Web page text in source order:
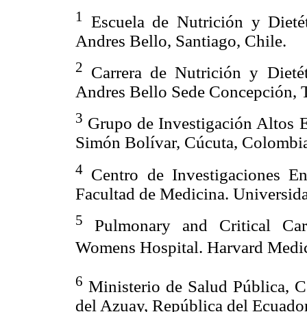
1
Escuela de Nutrición y
Andres Bello, Santiago, Chile.
2
Carrera de Nutrición y
Andres Bello Sede Concepción,
3 Grupo de Investigación Altos
Simón Bolívar, Cúcuta,
4 Centro de Investigaciones
Facultad de Medicina.
5
Pulmonary and Critical
Womens Hospital. Harvard
6 Ministerio de Salud Pública,
del Azuay, República del